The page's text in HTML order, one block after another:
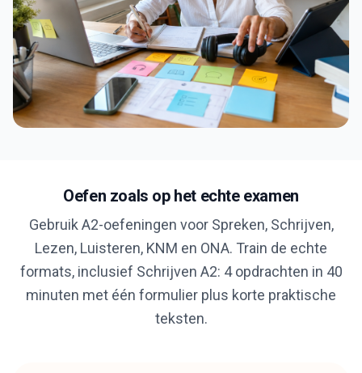
Oefen zoals op het echte examen
Gebruik A2-oefeningen voor Spreken, Schrijven,
Lezen, Luisteren, KNM en ONA. Train de echte
formats, inclusief Schrijven A2: 4 opdrachten in 40
minuten met één formulier plus korte praktische
teksten.